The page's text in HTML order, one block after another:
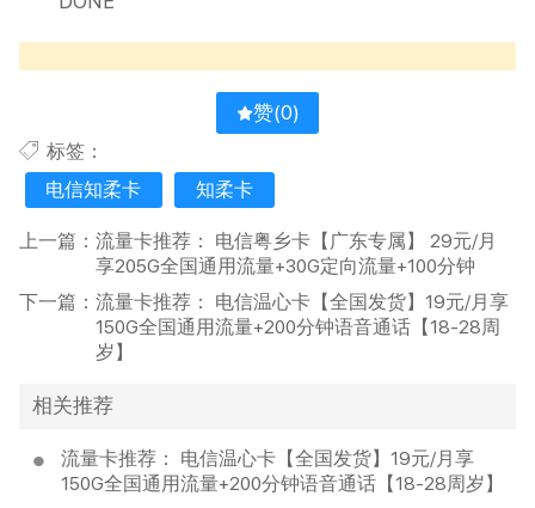
赞(0)
标签：
电信知柔卡
知柔卡
上一篇： 流量卡推荐： 电信粤乡卡【广东专属】 29元/月
享205G全国通用流量+30G定向流量+100分钟
下一篇： 流量卡推荐： 电信温心卡【全国发货】19元/月享
150G全国通用流量+200分钟语音通话【18-28周
岁】
相关推荐
流量卡推荐： 电信温心卡【全国发货】19元/月享
150G全国通用流量+200分钟语音通话【18-28周岁】